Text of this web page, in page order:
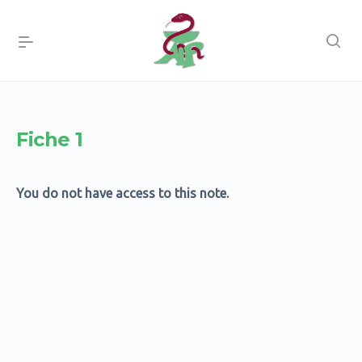
Fiche 1
You do not have access to this note.